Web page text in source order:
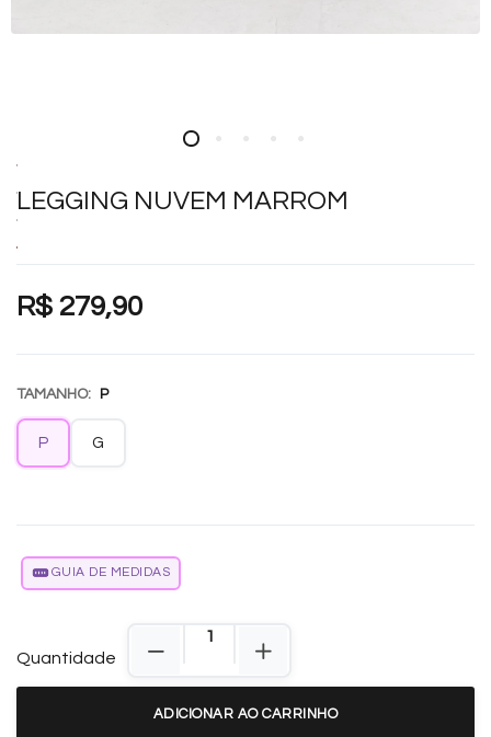
LEGGING NUVEM MARROM
R$ 279,90
TAMANHO: P
P G
GUIA DE MEDIDAS
Quantidade
ADICIONAR AO CARRINHO